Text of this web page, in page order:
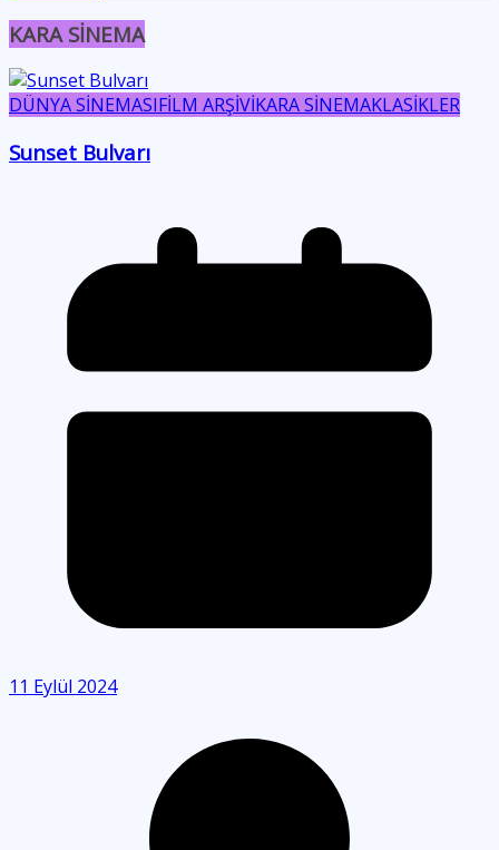
KARA SİNEMA
DÜNYA SİNEMASIFİLM ARŞİVİKARA SİNEMAKLASİKLER
Sunset Bulvarı
11 Eylül 2024